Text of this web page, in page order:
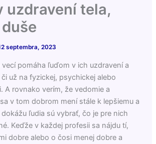
uzdravení tela,
septembra, 2023
pomáha ľuďom v ich uzdravení a
už na fyzickej, psychickej alebo
A rovnako verím, že vedomie a
v tom dobrom mení stále k lepšiemu a
ľudia sú vybrať, čo je pre nich
Keďže v každej profesii sa nájdu tí,
dobre alebo o čosi menej dobre a